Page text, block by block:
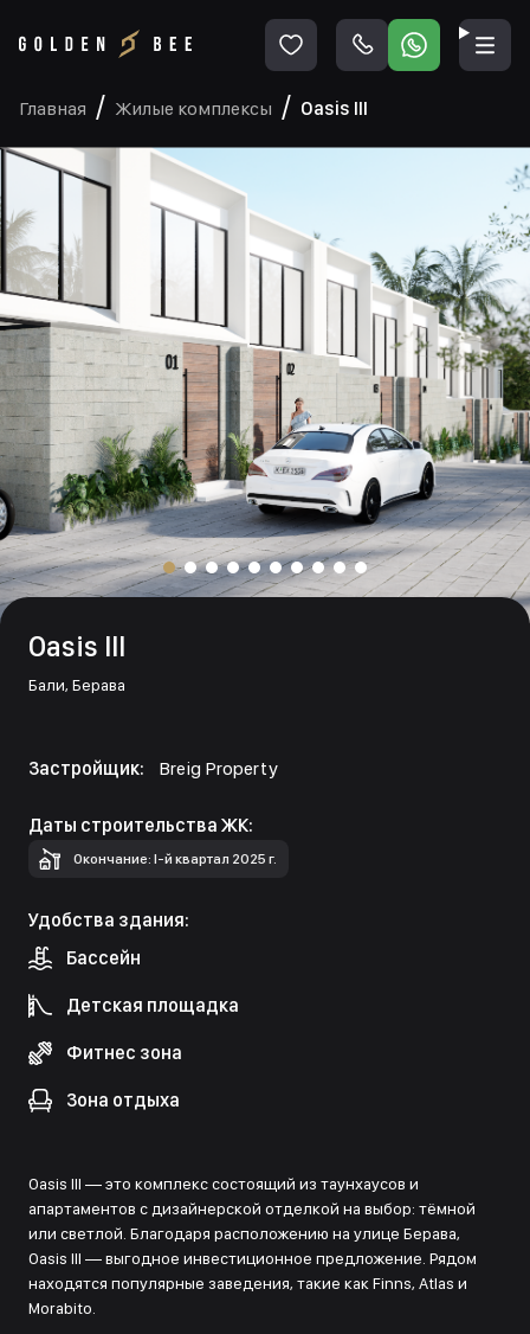
Главная Жилые комплексы Oasis III
Oasis III
Бали, Берава
Застройщик: Breig Property
Даты строительства ЖК:
Окончание: I-й квартал 2025 г.
Удобства здания:
Бассейн
Детская площадка
Фитнес зона
Зона отдыха
Oasis III — это комплекс состоящий из таунхаусов и
апартаментов с дизайнерской отделкой на выбор: тёмной
или светлой. Благодаря расположению на улице Берава,
Oasis III — выгодное инвестиционное предложение. Рядом
находятся популярные заведения, такие как Finns, Atlas и
Morabito.